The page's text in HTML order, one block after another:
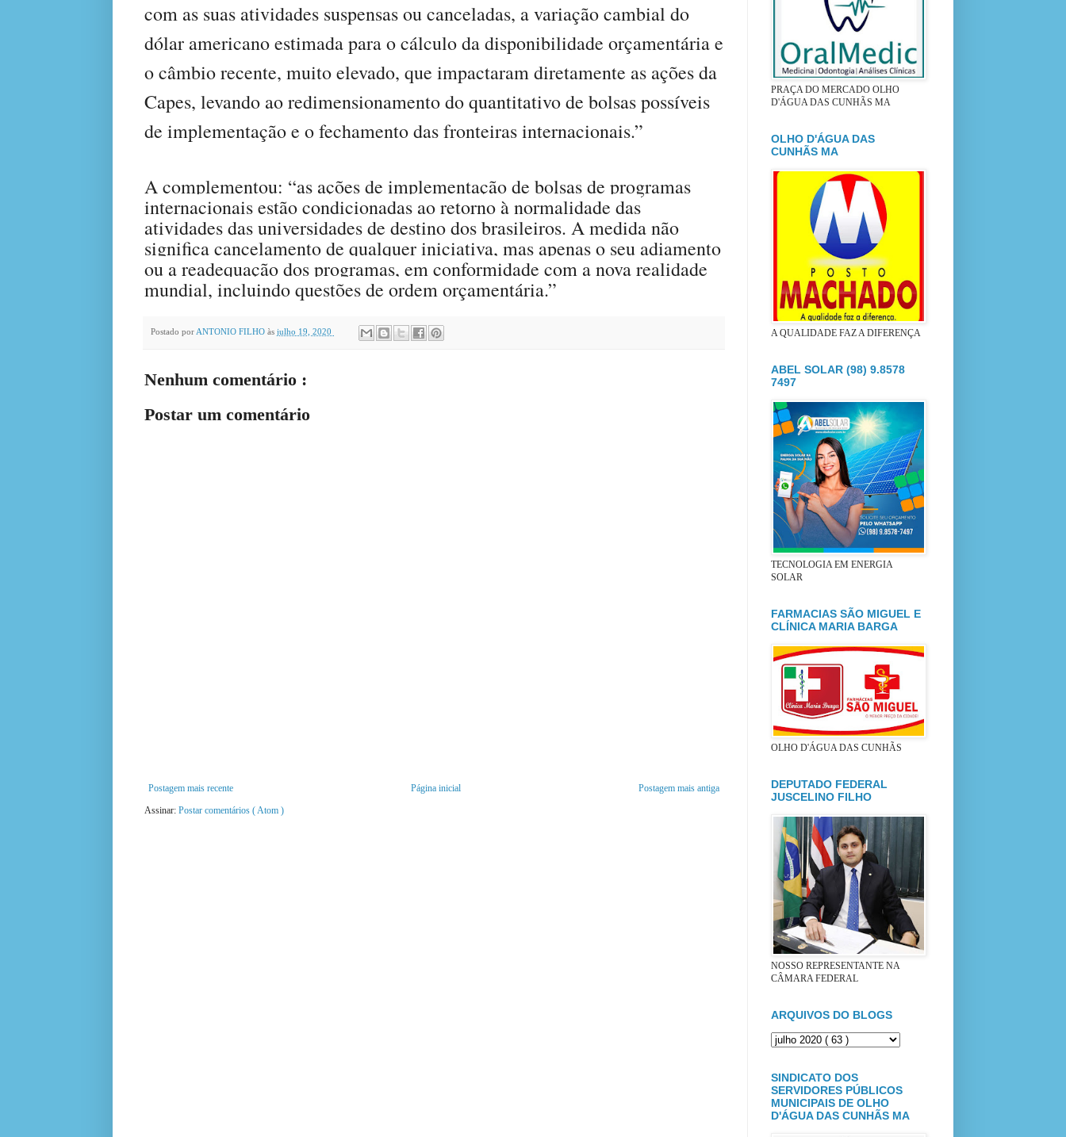
com as suas atividades suspensas ou canceladas, a variação cambial do
dólar americano estimada para o cálculo da disponibilidade orçamentária e
o câmbio recente, muito elevado, que impactaram diretamente as ações da
Capes, levando ao redimensionamento do quantitativo de bolsas possíveis
de implementação e o fechamento das fronteiras internacionais.”
A complementou: “as ações de implementação de bolsas de programas
internacionais estão condicionadas ao retorno à normalidade das
atividades das universidades de destino dos brasileiros. A medida não
significa cancelamento de qualquer iniciativa, mas apenas o seu adiamento
ou a readequação dos programas, em conformidade com a nova realidade
mundial, incluindo questões de ordem orçamentária.”
Postado por ANTONIO FILHO às julho 19, 2020
Nenhum comentário :
Postar um comentário
Postagem mais recente Postagem mais antiga
Página inicial
Assinar: Postar comentários ( Atom )
PRAÇA DO MERCADO OLHO
D'ÁGUA DAS CUNHÃS MA
OLHO D'ÁGUA DAS
CUNHÃS MA
A QUALIDADE FAZ A DIFERENÇA
ABEL SOLAR (98) 9.8578
7497
TECNOLOGIA EM ENERGIA
SOLAR
FARMACIAS SÃO MIGUEL E
CLÍNICA MARIA BARGA
OLHO D'ÁGUA DAS CUNHÃS
DEPUTADO FEDERAL
JUSCELINO FILHO
NOSSO REPRESENTANTE NA
CÂMARA FEDERAL
ARQUIVOS DO BLOGS
SINDICATO DOS
SERVIDORES PÚBLICOS
MUNICIPAIS DE OLHO
D'ÁGUA DAS CUNHÃS MA